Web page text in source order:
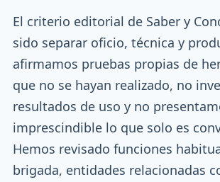
El criterio editorial de Saber y
sido separar oficio, técnica y
afirmamos pruebas propias de
que no se hayan realizado, no
resultados de uso y no
imprescindible lo que solo es
Hemos revisado funciones
brigada, entidades relacionadas